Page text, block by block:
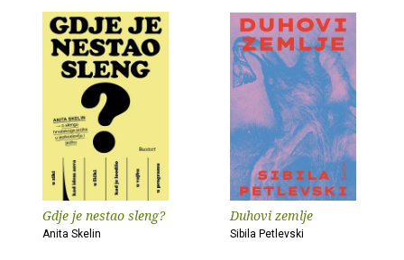
Gdje je nestao sleng?
Anita Skelin
Duhovi zemlje
Sibila Petlevski